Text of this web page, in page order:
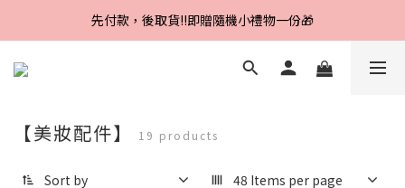
Line好友招募中，首購、回購皆贈100元
先付款，後取貨‼️即贈隨機小禮物一份🎁
Line好友招募中，首購、回購皆贈100元
【美妝配件】 19 products
Sort by 48 Items per page